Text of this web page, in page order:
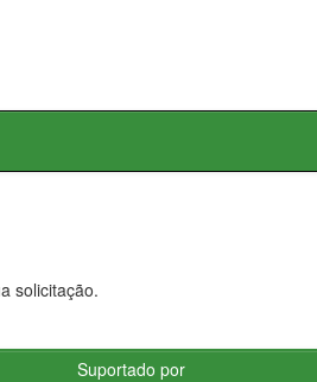
solicitação.
Suportado por